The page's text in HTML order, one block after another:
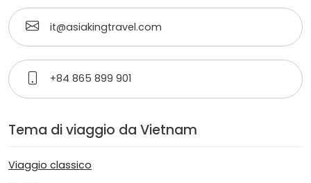
it@asiakingtravel.com
+84 865 899 901
Tema di viaggio da Vietnam
Viaggio classico